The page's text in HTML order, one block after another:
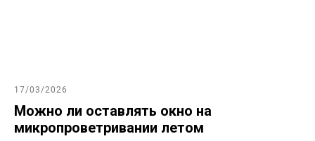
17/03/2026
Можно ли оставлять окно на
микропроветривании летом